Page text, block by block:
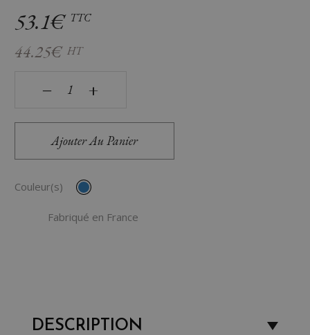
53.1€ TTC
44.25€ HT
‒ +
Ajouter Au Panier
Couleur(s)
Fabriqué en France
DESCRIPTION